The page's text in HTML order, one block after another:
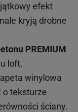
efekt
kryją drobne
PREMIUM
loft,
winylowa
o teksturze
ściany.